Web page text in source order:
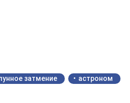
затмение
астроном